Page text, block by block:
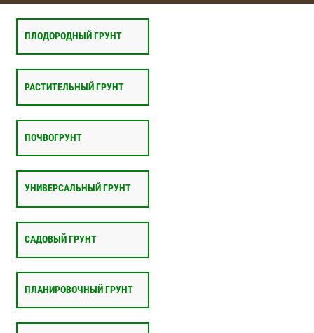
ПЛОДОРОДНЫЙ ГРУНТ
РАСТИТЕЛЬНЫЙ ГРУНТ
ПОЧВОГРУНТ
УНИВЕРСАЛЬНЫЙ ГРУНТ
САДОВЫЙ ГРУНТ
ПЛАНИРОВОЧНЫЙ ГРУНТ